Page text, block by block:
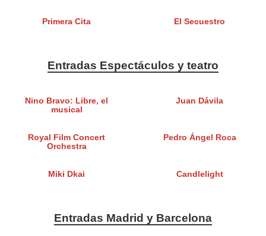
Primera Cita El Secuestro
Entradas Espectáculos y teatro
Nino Bravo: Libre, el
musical
Juan Dávila
Royal Film Concert
Orchestra
Pedro Ángel Roca
Miki Dkai Candlelight
Entradas Madrid y Barcelona